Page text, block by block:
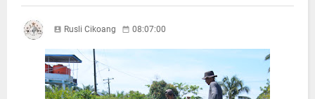
Rusli Cikoang 08:07:00